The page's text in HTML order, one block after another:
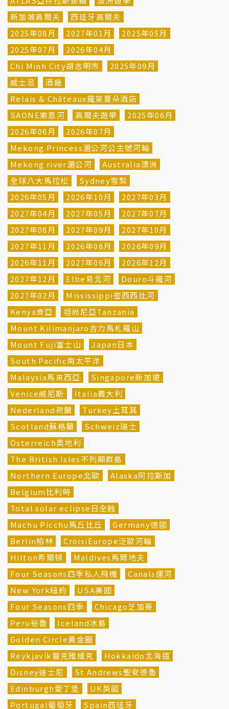
新加坡高爾夫
西班牙高爾夫
2025年08月
2027年01月
2025年05月
2025年07月
2026年04月
Chi Minh City胡志明市
2025年09月
威士忌
酒廠
Relais & Châteaux羅萊夏朵酒店
SAONE索恩河
高爾夫遊學
2025年06月
2026年06月
2026年07月
Mekong Princess湄公河公主號河輪
Mekong river湄公河
Australia澳洲
全球八大馬拉松
Sydney雪梨
2026年05月
2026年10月
2027年03月
2027年04月
2027年05月
2027年07月
2027年08月
2027年09月
2027年10月
2027年11月
2026年08月
2026年09月
2026年11月
2027年06月
2026年12月
2027年12月
Elbe易北河
Douro斗羅河
2027年02月
Mississippi密西西比河
Kenya肯亞
坦尚尼亞Tanzania
Mount Kilimanjaro吉力馬札羅山
Mount Fuji富士山
Japan日本
South Pacific南太平洋
Malaysia馬來西亞
Singapore新加坡
Venice威尼斯
Italia義大利
Nederland荷蘭
Turkey土耳其
Scotland蘇格蘭
Schweiz瑞士
Österreich奧地利
The British Isles不列顛群島
Northern Europe北歐
Alaska阿拉斯加
Belgium比利時
Total solar eclipse日全蝕
Machu Picchu馬丘比丘
Germany德國
Berlin柏林
CroisiEurope泛歐河輪
Hilton希爾頓
Maldives馬爾地夫
Four Seasons四季私人飛機
Canals運河
New York紐約
USA美國
Four Seasons四季
Chicago芝加哥
Peru祕魯
Iceland冰島
Golden Circle黃金圈
Reykjavík雷克雅維克
Hokkaido北海道
Disney迪士尼
St Andrews聖安德魯
Edinburgh愛丁堡
UK英國
Portugal葡萄牙
Spain西班牙